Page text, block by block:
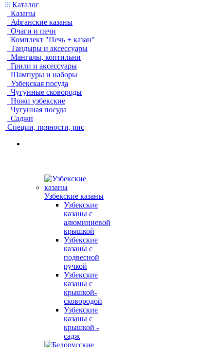
Каталог
Казаны
Афганские казаны
Очаги и печи
Комплект "Печь + казан"
Тандыры и аксессуары
Мангалы, коптильни
Грили и аксессуары
Шампуры и наборы
Узбекская посуда
Чугунные сковороды
Ножи узбекские
Чугунная посуда
Саджи
Специи, пряности, рис
Узбекские казаны
Узбекские
казаны с
алюминиевой
крышкой
Узбекские
казаны с
подвесной
ручкой
Узбекские
казаны с
крышкой-
сковородой
Узбекские
казаны с
крышкой -
садж